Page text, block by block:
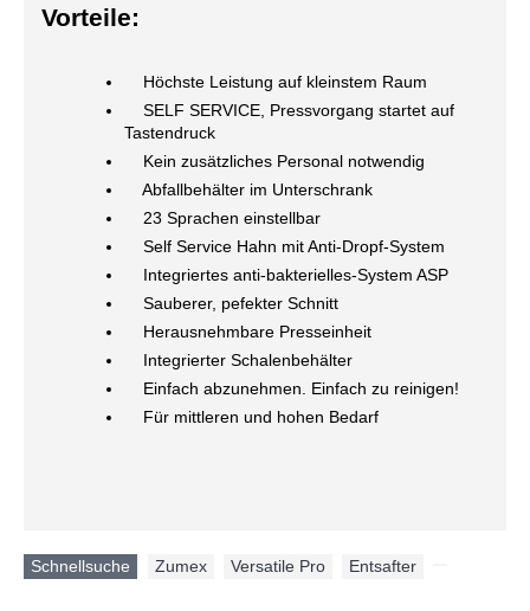
Vorteile:
Höchste Leistung auf kleinstem Raum
SELF SERVICE, Pressvorgang startet auf
Tastendruck
Kein zusätzliches Personal notwendig
Abfallbehälter im Unterschrank
23 Sprachen einstellbar
Self Service Hahn mit Anti-Dropf-System
Integriertes anti-bakterielles-System ASP
Sauberer, pefekter Schnitt
Herausnehmbare Presseinheit
Integrierter Schalenbehälter
Einfach abzunehmen. Einfach zu reinigen!
Für mittleren und hohen Bedarf
Schnellsuche Zumex Versatile Pro Entsafter